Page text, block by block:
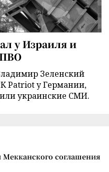
у Израиля и
Зеленский
Patriot у Германии,
украинские СМИ.
Мекканского соглашения